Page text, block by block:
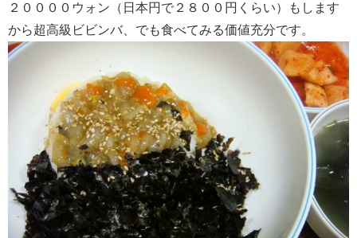
２００００ウォン（日本円で２８００円くらい）もします
から超高級ビビンバ、でも食べてみる価値充分です。